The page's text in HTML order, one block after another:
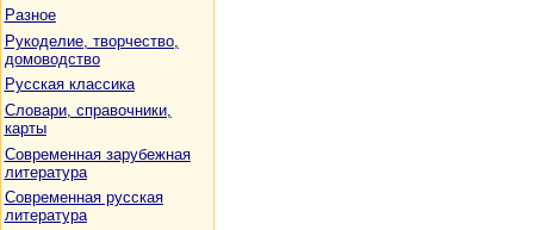
Разное
Рукоделие, творчество,
домоводство
Русская классика
Словари, справочники,
карты
Современная зарубежная
литература
Современная русская
литература